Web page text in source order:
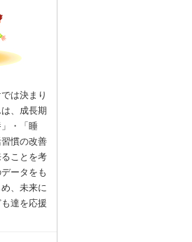
は決まり
、成長期
・「睡
慣の改善
ことを考
ータをも
、未来に
達を応援